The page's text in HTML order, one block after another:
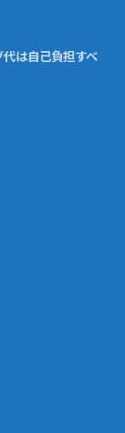
代は自己負担すべ